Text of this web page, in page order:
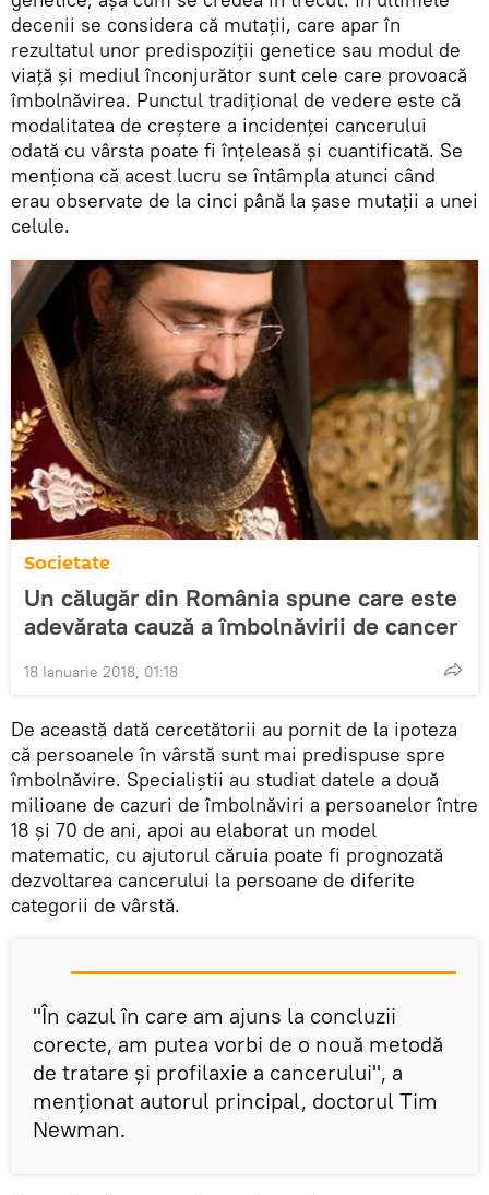
decenii se considera că mutații, care apar în
rezultatul unor predispoziții genetice sau modul de
viață și mediul înconjurător sunt cele care provoacă
îmbolnăvirea. Punctul tradițional de vedere este că
modalitatea de creștere a incidenței cancerului
odată cu vârsta poate fi înțeleasă și cuantificată. Se
menționa că acest lucru se întâmpla atunci când
erau observate de la cinci până la șase mutații a unei
celule.
Societate
Un călugăr din România spune care este
adevărata cauză a îmbolnăvirii de cancer
18 Ianuarie 2018, 01:18
De această dată cercetătorii au pornit de la ipoteza
că persoanele în vârstă sunt mai predispuse spre
îmbolnăvire. Specialiștii au studiat datele a două
milioane de cazuri de îmbolnăviri a persoanelor între
18 și 70 de ani, apoi au elaborat un model
matematic, cu ajutorul căruia poate fi prognozată
dezvoltarea cancerului la persoane de diferite
categorii de vârstă.
"În cazul în care am ajuns la concluzii
corecte, am putea vorbi de o nouă metodă
de tratare și profilaxie a cancerului", a
menționat autorul principal, doctorul Tim
Newman.